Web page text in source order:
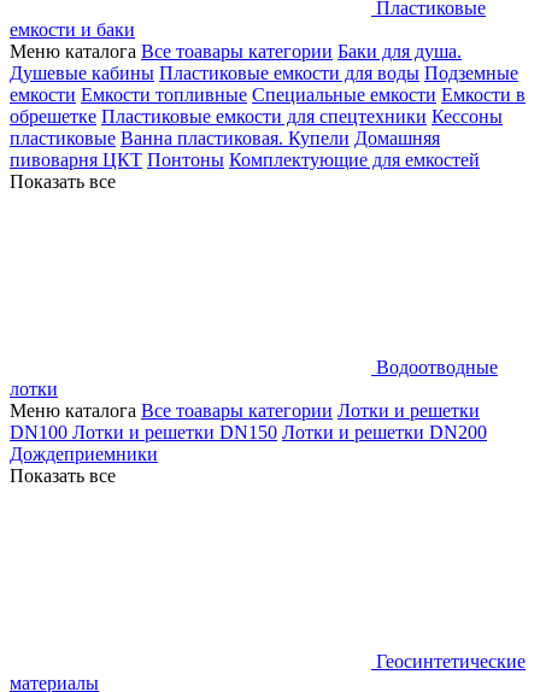
Пластиковые
емкости и баки
Меню каталога Все тоавары категории Баки для душа.
Душевые кабины Пластиковые емкости для воды Подземные
емкости Емкости топливные Специальные емкости Емкости в
обрешетке Пластиковые емкости для спецтехники Кессоны
пластиковые Ванна пластиковая. Купели Домашняя
пивоварня ЦКТ Понтоны Комплектующие для емкостей
Показать все
Водоотводные
лотки
Меню каталога Все тоавары категории Лотки и решетки
DN100 Лотки и решетки DN150 Лотки и решетки DN200
Дождеприемники
Показать все
Геосинтетические
материалы